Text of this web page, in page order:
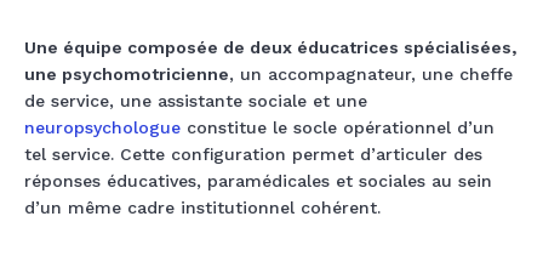
Une équipe composée de deux éducatrices spécialisées,
une psychomotricienne, un accompagnateur, une cheffe
de service, une assistante sociale et une
neuropsychologue constitue le socle opérationnel d’un
tel service. Cette configuration permet d’articuler des
réponses éducatives, paramédicales et sociales au sein
d’un même cadre institutionnel cohérent.